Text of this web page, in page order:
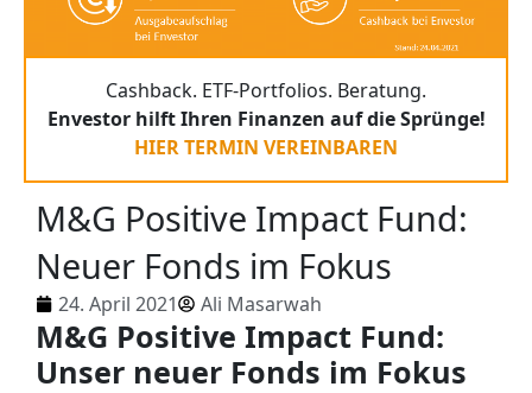
Cashback. ETF-Portfolios. Beratung.
Envestor hilft Ihren Finanzen auf die Sprünge!
HIER TERMIN VEREINBAREN
M&G Positive Impact Fund:
Neuer Fonds im Fokus
24. April 2021 Ali Masarwah
M&G Positive Impact Fund:
Unser neuer Fonds im Fokus